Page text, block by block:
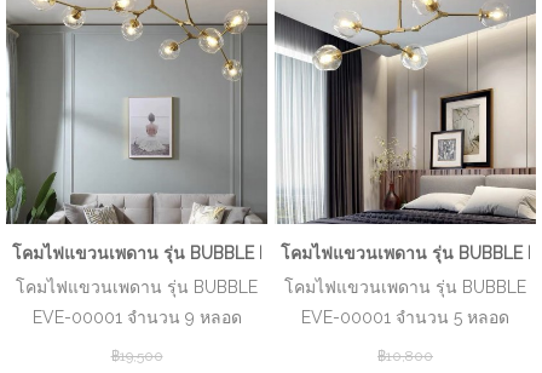
โคมไฟแขวนเพดาน รุ่น BUBBLE EVE-00001 จำนวน 9 หลอด
โคมไฟแขวนเพดาน รุ่น BUBBLE
EVE-00001 จำนวน 9 หลอด
฿19,500
โคมไฟแขวนเพดาน รุ่น BUBBLE
โคมไฟแขวนเพดาน รุ่น BUBBLE
EVE-00001 จำนวน 5 หลอด
฿10,800